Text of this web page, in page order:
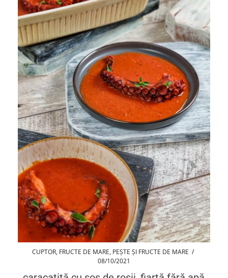
CUPTOR, FRUCTE DE MARE, PEȘTE ȘI FRUCTE DE MARE /
08/10/2021